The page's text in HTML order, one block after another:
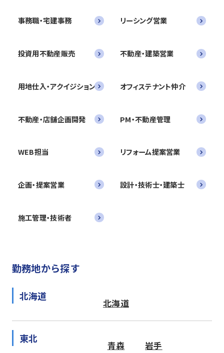
事務職・宅建事務 リーシング営業
投資用不動産販売 不動産・建築営業
用地仕入・アクイジション オフィステナント仲介
不動産・店舗企画開発 PM・不動産管理
WEB担当 リフォーム提案営業
企画・提案営業 設計・技術士・建築士
施工管理・技術者
勤務地から探す
北海道
北海道
東北
青森 岩手